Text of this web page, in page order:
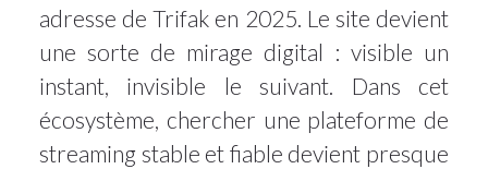
adresse de Trifak en 2025. Le site devient
une sorte de mirage digital : visible un
instant, invisible le suivant. Dans cet
écosystème, chercher une plateforme de
streaming stable et fiable devient presque